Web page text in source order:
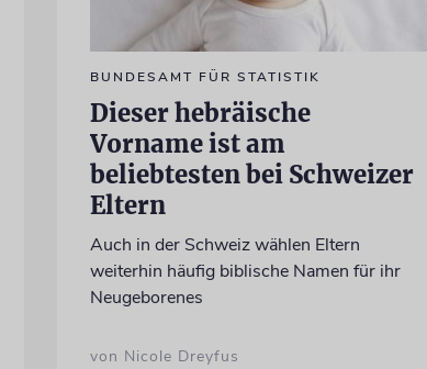
BUNDESAMT FÜR STATISTIK
Dieser hebräische
Vorname ist am
beliebtesten bei Schweizer
Eltern
Auch in der Schweiz wählen Eltern
weiterhin häufig biblische Namen für ihr
Neugeborenes
von Nicole Dreyfus